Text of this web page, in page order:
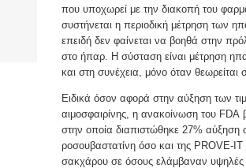
που υποχωρεί με την διακοπή του
συστήνεται η περιοδική μέτρηση των
επειδή δεν φαίνεται να βοηθά στην
στο ήπαρ. Η σύσταση είναι μέτρηση
και στη συνέχεια, μόνο όταν θεωρείται
Ειδικά όσον αφορά στην αύξηση των
αιμοσφαιρίνης, η ανακοίνωση του FDA
στην οποία διαπιστώθηκε 27%
ροσουβαστατίνη όσο και της PROVE-
σακχάρου σε όσους ελάμβαναν υψηλές